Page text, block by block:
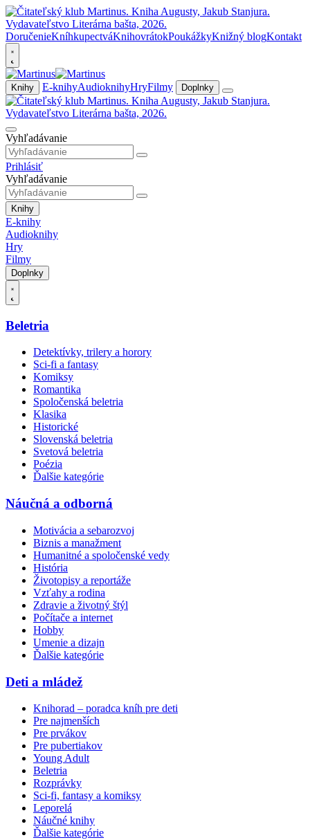
DoručenieKníhkupectváKnihovrátokPoukážkyKnižný blogKontakt
Knihy E-knihyAudioknihyHryFilmy Doplnky
Vyhľadávanie
Prihlásiť
Vyhľadávanie
Knihy
E-knihy
Audioknihy
Hry
Filmy
Doplnky
Beletria
Detektívky, trilery a horory
Sci-fi a fantasy
Komiksy
Romantika
Spoločenská beletria
Klasika
Historické
Slovenská beletria
Svetová beletria
Poézia
Ďalšie kategórie
Náučná a odborná
Motivácia a sebarozvoj
Biznis a manažment
Humanitné a spoločenské vedy
História
Životopisy a reportáže
Vzťahy a rodina
Zdravie a životný štýl
Počítače a internet
Hobby
Umenie a dizajn
Ďalšie kategórie
Deti a mládež
Knihorad – poradca kníh pre deti
Pre najmenších
Pre prvákov
Pre pubertiakov
Young Adult
Beletria
Rozprávky
Sci-fi, fantasy a komiksy
Leporelá
Náučné knihy
Ďalšie kategórie